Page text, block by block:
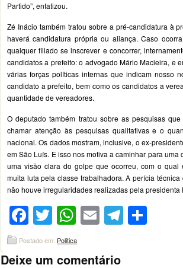
Partido”, enfatizou.
Zé Inácio também tratou sobre a pré-candidatura à
haverá candidatura própria ou aliança. Caso
qualquer filiado se inscrever e concorrer,
candidatos a prefeito: o advogado Mário Macieira, e
várias forças políticas internas que indicam nosso
candidato a prefeito, bem como os candidatos a
quantidade de vereadores.
O deputado também tratou sobre as pesquisas
chamar atenção às pesquisas qualitativas e o
nacional. Os dados mostram, inclusive, o ex-
em São Luís. E isso nos motiva a caminhar para
uma visão clara do golpe que ocorreu, com o qual
muita luta pela classe trabalhadora. A perícia
não houve irregularidades realizadas pela presidenta
Facebook
Twitter
WhatsApp
Email
Postado em: Politica
Deixe um comentário